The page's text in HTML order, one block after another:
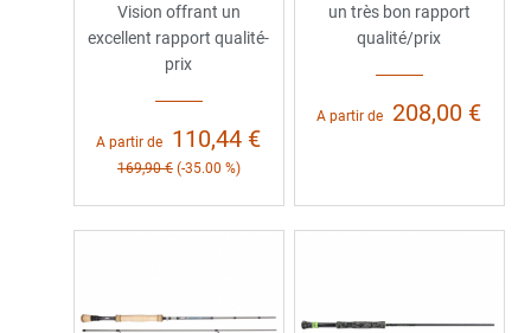
Vision offrant un
excellent rapport qualité-
prix
A partir de 110,44 €
169,90 € (-35.00 %)
un très bon rapport
qualité/prix
A partir de 208,00 €